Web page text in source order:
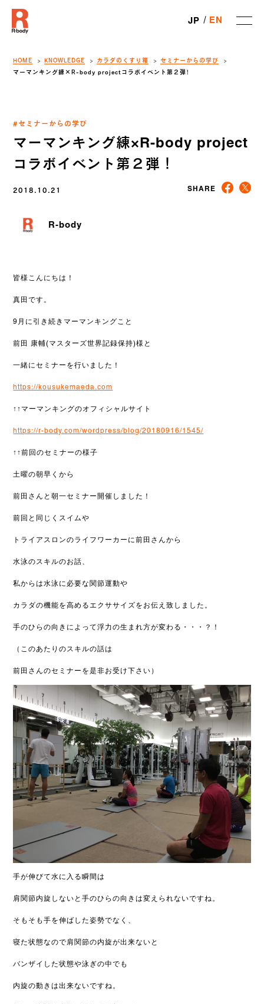
JP EN
HOME KNOWLEDGE カラダのくすり箱
セミナーからの学び
マーマンキング練×R-body projectコラボイベント第２弾！
#セミナーからの学び
マーマンキング練×R-body project
コラボイベント第２弾！
2018.10.21 SHARE
R-body
皆様こんにちは！
真田です。
9月に引き続きマーマンキングこと
前田 康輔(マスターズ世界記録保持)様と
一緒にセミナーを行いました！
https://kousukemaeda.com
↑↑マーマンキングのオフィシャルサイト
https://r-body.com/wordpress/blog/20180916/1545/
↑↑前回のセミナーの様子
土曜の朝早くから
前田さんと朝一セミナー開催しました！
前回と同じくスイムや
トライアスロンのライフワーカーに前田さんから
水泳のスキルのお話、
私からは水泳に必要な関節運動や
カラダの機能を高めるエクササイズをお伝え致しました。
手のひらの向きによって浮力の生まれ方が変わる・・・？！
（このあたりのスキルの話は
前田さんのセミナーを是非お受け下さい）
手が伸びて水に入る瞬間は
肩関節内旋しないと手のひらの向きは変えられないですね。
そもそも手を伸ばした姿勢でなく、
寝た状態なので肩関節の内旋が出来ないと
バンザイした状態や泳ぎの中でも
内旋の動きは出来ないですね。